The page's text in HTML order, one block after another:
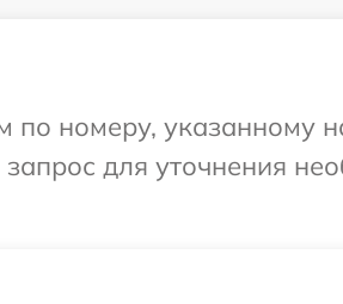
номеру, указанному
для уточнения